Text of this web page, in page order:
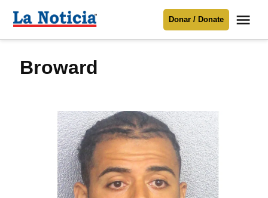
Para mantenerte informado necesitamos
contenido
Noticia
Donar / Donate
broward